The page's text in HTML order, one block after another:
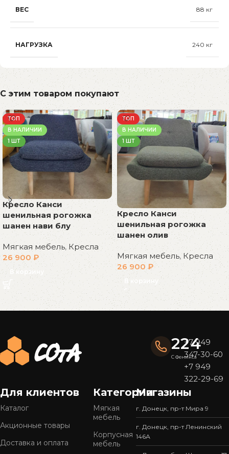
ВЕС 88 кг
НАГРУЗКА 240 кг
С этим товаром покупают
ТОП
В НАЛИЧИИ
1 ШТ
Кресло Канси
шенильная рогожка
шанен нави блу
Мягкая мебель,Кресла
26 900 ₽
В корзину
ТОП
В НАЛИЧИИ
1 ШТ
Кресло Канси
шенильная рогожка
шанен олив
Мягкая мебель,Кресла
26 900₽
В корзину
Read More
224
С Феникса
+7 949
347-30-60
+7 949
322-29-69
Для клиентов
Каталог
Акционные товары
Доставка и оплата
Категории
Мягкая
мебель
Корпусная
мебель
Магазины
г. Донецк, пр-т Мира 9
г. Донецк, пр-т Ленинский
146А